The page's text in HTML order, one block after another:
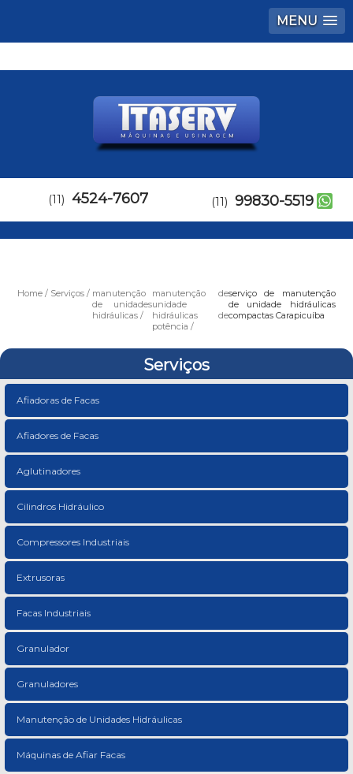
MENU
(11) 4524-7607 (11) 99830-5519
Home Serviços
manutenção
de unidades
hidráulicas
manutenção de
unidade
hidráulicas de
potência
serviço de manutenção
de unidade hidráulicas
compactas Carapicuíba
Serviços
Afiadoras de Facas
Afiadores de Facas
Aglutinadores
Cilindros Hidráulico
Compressores Industriais
Extrusoras
Facas Industriais
Granulador
Granuladores
Manutenção de Unidades Hidráulicas
Máquinas de Afiar Facas